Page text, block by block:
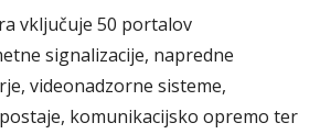
vključuje 50 portalov
signalizacije, napredne
videonadzorne sisteme,
komunikacijsko opremo ter